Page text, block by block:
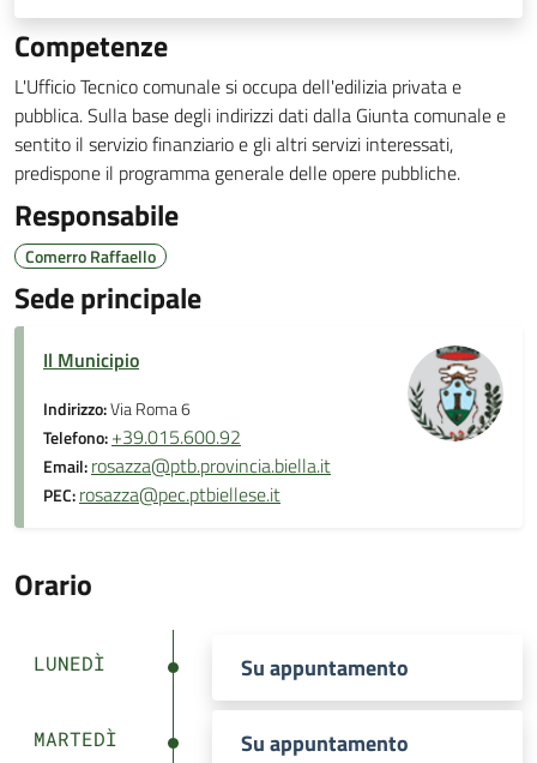
Competenze
L'Ufficio Tecnico comunale si occupa dell'edilizia privata e
pubblica. Sulla base degli indirizzi dati dalla Giunta comunale e
sentito il servizio finanziario e gli altri servizi interessati,
predispone il programma generale delle opere pubbliche.
Responsabile
Comerro Raffaello
Sede principale
Il Municipio
Indirizzo:Via Roma 6
Telefono:+39.015.600.92
Email:rosazza@ptb.provincia.biella.it
PEC:rosazza@pec.ptbiellese.it
Orario
LUNEDÌ Su appuntamento
MARTEDÌ Su appuntamento